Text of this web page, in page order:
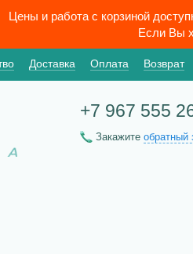
Цены и работа с корзиной
Если Вы
Доставка Оплата Возврат
+7 967 555
Закажите обратный